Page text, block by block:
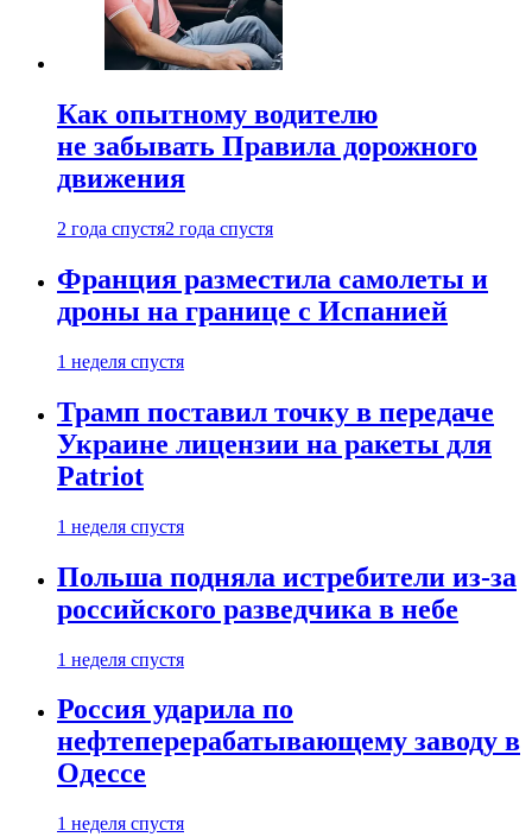
Как опытному водителю
не забывать Правила дорожного
движения
2 года спустя2 года спустя
Франция разместила самолеты и
дроны на границе с Испанией
1 неделя спустя
Трамп поставил точку в передаче
Украине лицензии на ракеты для
Patriot
1 неделя спустя
Польша подняла истребители из-за
российского разведчика в небе
1 неделя спустя
Россия ударила по
нефтеперерабатывающему заводу в
Одессе
1 неделя спустя